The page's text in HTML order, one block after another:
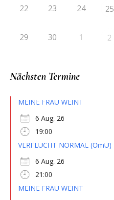
22 23 24 25
29 30 1 2
Nächsten Termine
MEINE FRAU WEINT
6 Aug. 26
19:00
VERFLUCHT NORMAL (OmU)
6 Aug. 26
21:00
MEINE FRAU WEINT